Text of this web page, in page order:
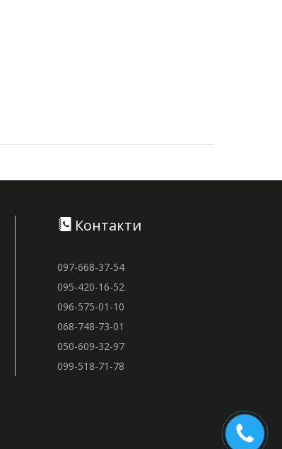
Контакти
097-668-37-54
095-420-16-52
096-575-01-10
068-748-73-01
050-609-32-97
099-518-71-78